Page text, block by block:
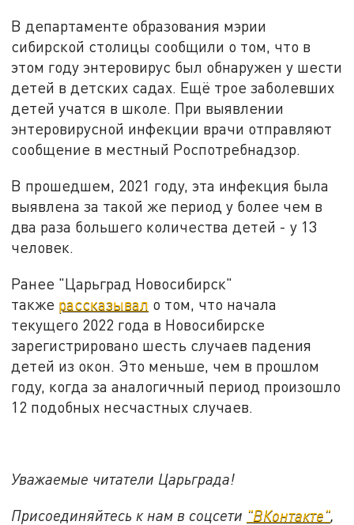
В департаменте образования мэрии
сибирской столицы сообщили о том, что в
этом году энтеровирус был обнаружен у шести
детей в детских садах. Ещё трое заболевших
детей учатся в школе. При выявлении
энтеровирусной инфекции врачи отправляют
сообщение в местный Роспотребнадзор.
В прошедшем, 2021 году, эта инфекция была
выявлена за такой же период у более чем в
два раза большего количества детей - у 13
человек.
Ранее "Царьград Новосибирск"
также рассказывал о том, что начала
текущего 2022 года в Новосибирске
зарегистрировано шесть случаев падения
детей из окон. Это меньше, чем в прошлом
году, когда за аналогичный период произошло
12 подобных несчастных случаев.
Уважаемые читатели Царьграда!
Присоединяйтесь к нам в соцсети "ВКонтакте",